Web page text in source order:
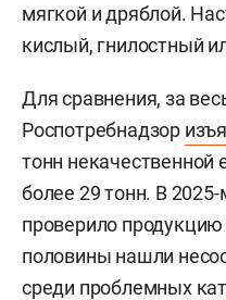
мягкой и дряблой.
кислый, гнилостный
Для сравнения, за
Роспотребнадзор
тонн
более 29 тонн. В
проверило продукцию
половины нашли
среди проблемных